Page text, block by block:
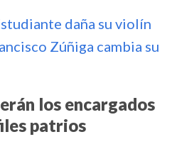
daña su violín
Zúñiga cambia su
los encargados
patrios